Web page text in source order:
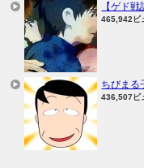
【ゲド
465,942ビ
ちびまる
436,507ビ